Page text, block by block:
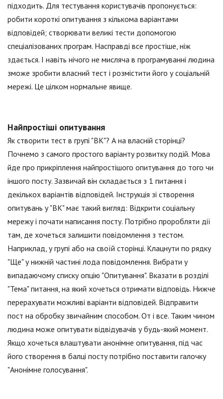
підходить. Для тестування користувачів пропонується:
робити короткі опитування з кількома варіантами
відповідей; створювати великі тести допомогою
спеціалізованих програм. Насправді все простіше, ніж
здається. І навіть нічого не мисляча в програмуванні людина
зможе зробити власний тест і розмістити його у соціальній
мережі. Це цілком нормальне явище.
Найпростіші опитування
Як створити тест в групі "ВК"? А на власній сторінці?
Почнемо з самого простого варіанту розвитку подій. Мова
йде про прикріплення найпростішого опитування до того чи
іншого посту. Зазвичай він складається з 1 питання і
декількох варіантів відповідей. Інструкція зі створення
опитувань у "ВК" має такий вигляд: Відкрити соціальну
мережу і почати написання посту. Потрібно проробляти дії
там, де хочеться залишити повідомлення з тестом.
Наприклад, у групі або на своїй сторінці. Клацнути по рядку
"Ще" у нижній частині лода повідомлення. Вибрати у
випадаючому списку опцію "Опитування". Вказати в розділі
"Тема" питання, на який хочеться отримати відповідь. Нижче
перерахувати можливі варіанти відповідей. Відправити
пост на обробку звичайним способом. От і все. Таким чином
людина може опитувати відвідувачів у будь-який момент.
Якщо хочеться влаштувати анонімне опитування, під час
його створення в балці посту потрібно поставити галочку
"Анонімне голосування".